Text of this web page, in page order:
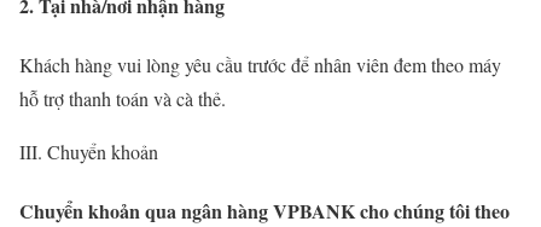
Khách hàng vui lòng yêu cầu trước để nhân viên đem theo máy
hỗ trợ thanh toán và cà thẻ.
III. Chuyển khoản
Chuyển khoản qua ngân hàngVPBANKcho chúng tôi theo